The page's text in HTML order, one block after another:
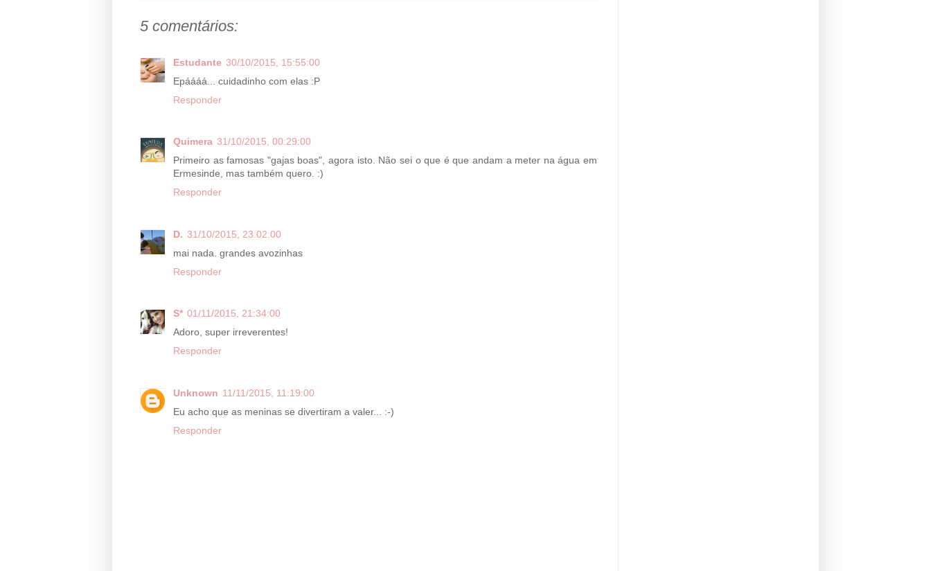
5 comentários:
Estudante 30/10/2015, 15:55:00
Epáááá... cuidadinho com elas :P
Responder
Quimera 31/10/2015, 00:29:00
Primeiro as famosas "gajas boas", agora isto. Não sei o que é que andam a meter na água em
Ermesinde, mas também quero. :)
Responder
D. 31/10/2015, 23:02:00
mai nada. grandes avozinhas
Responder
S* 01/11/2015, 21:34:00
Adoro, super irreverentes!
Responder
Unknown 11/11/2015, 11:19:00
Eu acho que as meninas se divertiram a valer... :-)
Responder